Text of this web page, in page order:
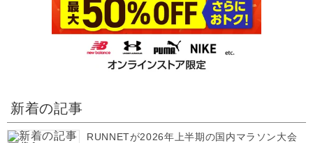
新着の記事
RUNNETが2026年上半期の国内マラソン大会